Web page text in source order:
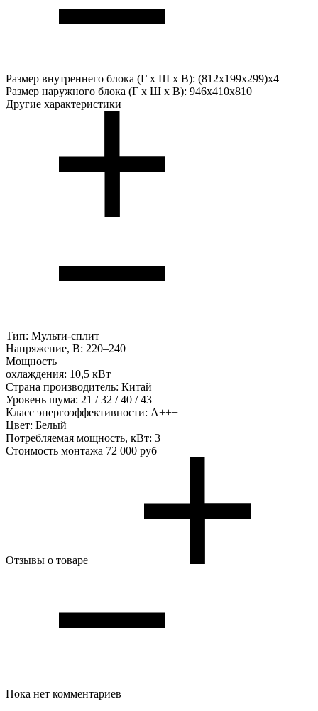
Размер внутреннего блока (Г х Ш х В): (812х199х299)x4
Размер наружного блока (Г х Ш х В): 946x410x810
Другие характеристики
Тип: Мульти-сплит
Напряжение, В: 220–240
Мощность
охлаждения: 10,5 кВт
Страна производитель: Китай
Уровень шума: 21 / 32 / 40 / 43
Класс энергоэффективности: А+++
Цвет: Белый
Потребляемая мощность, кВт: 3
Стоимость монтажа 72 000 руб
Отзывы о товаре
Пока нет комментариев